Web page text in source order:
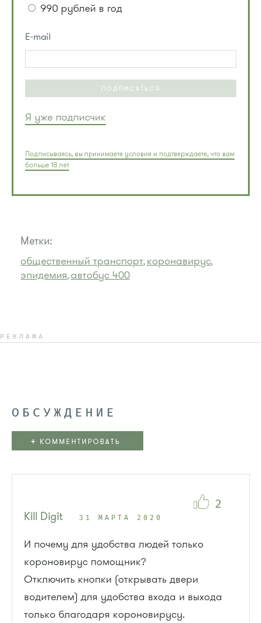
990 рублей в год
E-mail
ПОДПИСАТЬСЯ
Я уже подписчик
Подписываясь, вы принимаете условия и подтверждаете, что вам
больше 18 лет
Метки:
общественный транспорт, коронавирус,
эпидемия,автобус 400
РЕКЛАМА
ОБСУЖДЕНИЕ
+ КОММЕНТИРОВАТЬ
Kill Digit 31 МАРТА 2020
И почему для удобства людей только
короновирус помощник?
Отключить кнопки (открывать двери
водителем) для удобства входа и выхода
только благодаря короновирусу.
2